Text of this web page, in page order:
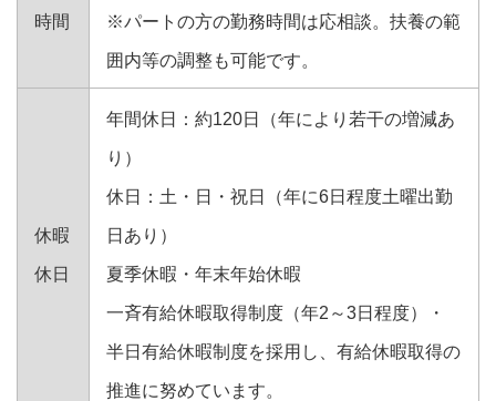
時間 ※パートの方の勤務時間は応相談。扶養の範
囲内等の調整も可能です。
休暇
休日
年間休日：約120日（年により若干の増減あ
り）
休日：土・日・祝日（年に6日程度土曜出勤
日あり）
夏季休暇・年末年始休暇
一斉有給休暇取得制度（年2～3日程度）・
半日有給休暇制度を採用し、有給休暇取得の
推進に努めています。